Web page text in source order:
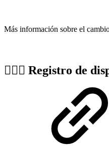
Más información sobre el
🏌🏼‍♀️ Registro de